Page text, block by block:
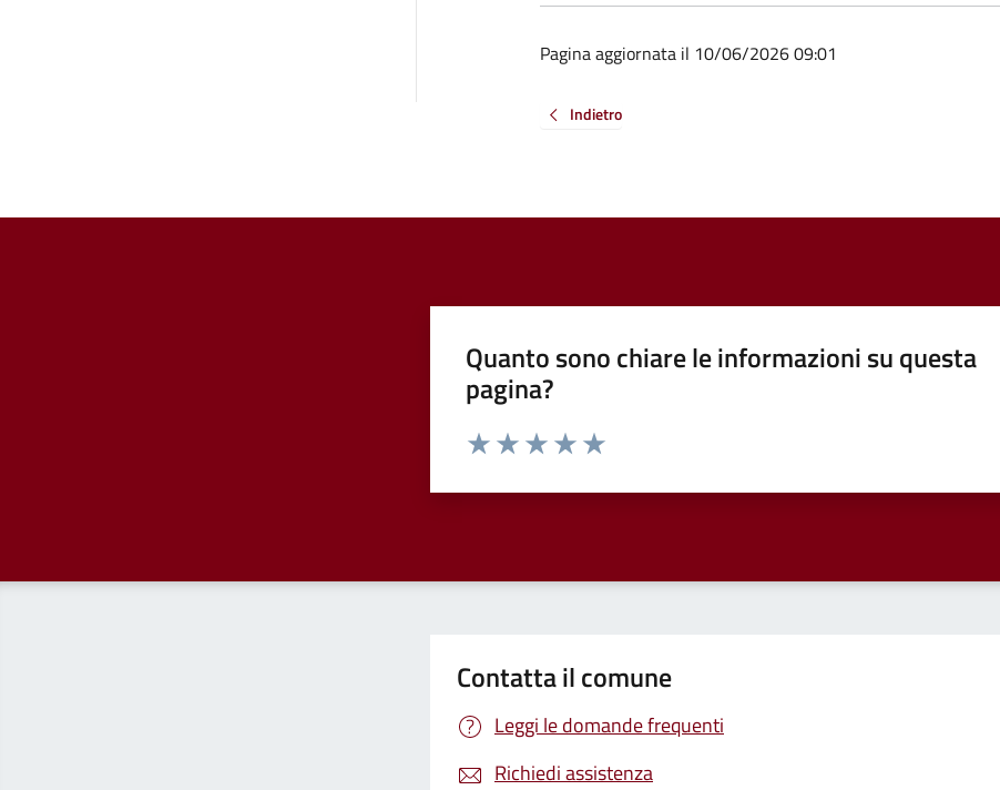
Pagina aggiornata il 10/06/2026 09:01
Indietro
Quanto sono chiare le informazioni su questa
pagina?
Valuta da 1 a 5 stelle la pagina
Contatta il comune
Leggi le domande frequenti
Richiedi assistenza